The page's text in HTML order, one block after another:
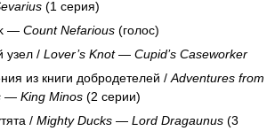
(1 серия)
— Count Nefarious (голос)
/ Lover’s Knot— Cupid’s Caseworker
из книги добродетелей / Adventures from
— King Minos (2 серии)
/ Mighty Ducks — Lord Dragaunus (3